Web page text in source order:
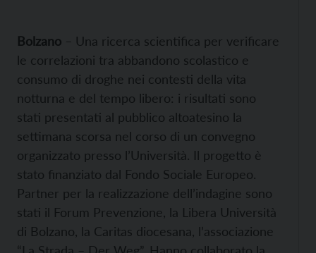
Bolzano – Una ricerca scientifica per verificare
le correlazioni tra abbandono scolastico e
consumo di droghe nei contesti della vita
notturna e del tempo libero: i risultati sono
stati presentati al pubblico altoatesino la
settimana scorsa nel corso di un convegno
organizzato presso l’Università. Il progetto è
stato finanziato dal Fondo Sociale Europeo.
Partner per la realizzazione dell’indagine sono
stati il Forum Prevenzione, la Libera Università
di Bolzano, la Caritas diocesana, l’associazione